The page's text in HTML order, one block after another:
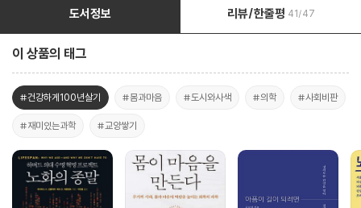
도서정보 리뷰/한줄평 41/47
이 상품의 태그
#건강하게100년살기 #몸과마음 #도시와사색 #의학 #사회비판
#재미있는과학 #교양쌓기